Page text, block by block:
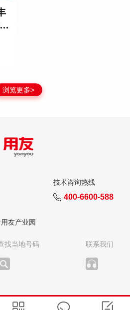
浏览更多>
技术咨询热线
400-6600-588
友产业园
找当地号码 联系我们
友网络科技股份有限公司